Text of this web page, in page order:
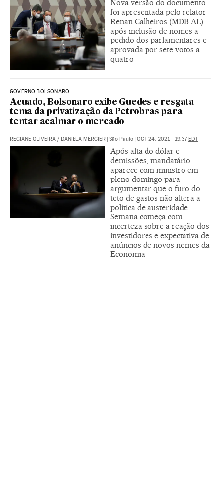
Nova versão do documento
foi apresentada pelo relator
Renan Calheiros (MDB-AL)
após inclusão de nomes a
pedido dos parlamentares e
aprovada por sete votos a
quatro
GOVERNO BOLSONARO
Acuado, Bolsonaro exibe Guedes e resgata
tema da privatização da Petrobras para
tentar acalmar o mercado
REGIANE OLIVEIRA / DANIELA MERCIER | São Paulo | OCT 24, 2021 - 19:37EDT
Após alta do dólar e
demissões, mandatário
aparece com ministro em
pleno domingo para
argumentar que o furo do
teto de gastos não altera a
política de austeridade.
Semana começa com
incerteza sobre a reação dos
investidores e expectativa de
anúncios de novos nomes da
Economia